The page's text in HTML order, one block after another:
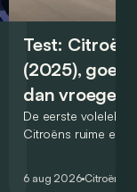
Test: Citroën
(2025), goed
dan vroeger
De eerste
Citroëns ruime en
dat ook gelukt?
6 aug 2026 Citroën